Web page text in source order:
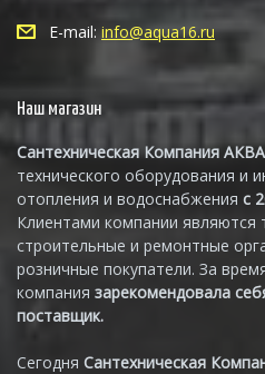
E-mail: info@aqua16.ru
Наш магазин
Сантехническая Компания АКВА
технического оборудования и
отопления и водоснабжения с
Клиентами компании являются
строительные и ремонтные
розничные покупатели. За
компания зарекомендовала
поставщик.
Сегодня Сантехническая